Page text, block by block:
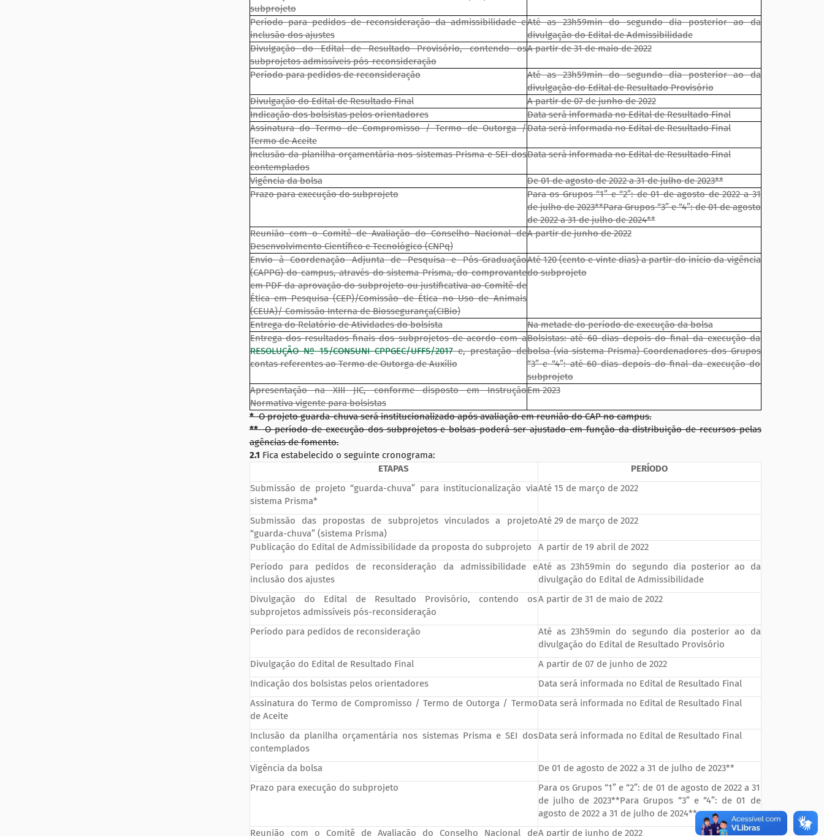
subprojeto
Período para pedidos de reconsideração da admissibilidade e
inclusão dos ajustes
Até as 23h59min do segundo dia posterior ao da
divulgação do Edital de Admissibilidade
Divulgação do Edital de Resultado Provisório, contendo os
subprojetos admissíveis pós-reconsideração
A partir de 31 de maio de 2022
Período para pedidos de reconsideração
Até as 23h59min do segundo dia posterior ao da
divulgação do Edital de Resultado Provisório
Divulgação do Edital de Resultado Final
A partir de 07 de junho de 2022
Indicação dos bolsistas pelos orientadores
Data será informada no Edital de Resultado Final
Assinatura do Termo de Compromisso / Termo de Outorga /
Termo de Aceite
Data será informada no Edital de Resultado Final
Inclusão da planilha orçamentária nos sistemas Prisma e SEI dos
contemplados
Data será informada no Edital de Resultado Final
Vigência da bolsa
De 01 de agosto de 2022 a 31 de julho de 2023**
Prazo para execução do subprojeto
Para os Grupos “1” e “2”: de 01 de agosto de 2022 a 31
de julho de 2023**Para Grupos “3” e “4”: de 01 de agosto
de 2022 a 31 de julho de 2024**
Reunião com o Comitê de Avaliação do Conselho Nacional de
Desenvolvimento Científico e Tecnológico (CNPq)
A partir de junho de 2022
Envio à Coordenação Adjunta de Pesquisa e Pós-Graduação
(CAPPG) do campus, através do sistema Prisma, do comprovante
em PDF da aprovação do subprojeto ou justificativa ao Comitê de
Ética em Pesquisa (CEP)/Comissão de Ética no Uso de Animais
(CEUA)/ Comissão Interna de Biossegurança(CIBio)
Até 120 (cento e vinte dias) a partir do início da vigência
do subprojeto
Entrega do Relatório de Atividades do bolsista
Na metade do período de execução da bolsa
Entrega dos resultados finais dos subprojetos de acordo com a
RESOLUÇÃO Nº 15/CONSUNI CPPGEC/UFFS/2017e, prestação de
contas referentes ao Termo de Outorga de Auxílio
Bolsistas: até 60 dias depois do final da execução da
bolsa (via sistema Prisma) Coordenadores dos Grupos
“3” e “4”: até 60 dias depois do final da execução do
subprojeto
Apresentação na XIII JIC, conforme disposto em Instrução
Normativa vigente para bolsistas
Em 2023
*O projeto guarda-chuva será institucionalizado após avaliação em reunião do CAP no campus.
**O período de execução dos subprojetos e bolsas poderá ser ajustado em função da distribuição de recursos pelas
agências de fomento.
2.1 Fica estabelecido o seguinte cronograma:
ETAPAS
PERÍODO
Submissão de projeto “guarda-chuva” para institucionalização via
sistema Prisma*
Até 15 de março de 2022
Submissão das propostas de subprojetos vinculados a projeto
“guarda-chuva” (sistema Prisma)
Até 29 de março de 2022
Publicação do Edital de Admissibilidade da proposta do subprojeto
A partir de 19 abril de 2022
Período para pedidos de reconsideração da admissibilidade e
inclusão dos ajustes
Até as 23h59min do segundo dia posterior ao da
divulgação do Edital de Admissibilidade
Divulgação do Edital de Resultado Provisório, contendo os
subprojetos admissíveis pós-reconsideração
A partir de 31 de maio de 2022
Período para pedidos de reconsideração
Até as 23h59min do segundo dia posterior ao da
divulgação do Edital de Resultado Provisório
Divulgação do Edital de Resultado Final
A partir de 07 de junho de 2022
Indicação dos bolsistas pelos orientadores
Data será informada no Edital de Resultado Final
Assinatura do Termo de Compromisso / Termo de Outorga / Termo
de Aceite
Data será informada no Edital de Resultado Final
Inclusão da planilha orçamentária nos sistemas Prisma e SEI dos
contemplados
Data será informada no Edital de Resultado Final
Vigência da bolsa
De 01 de agosto de 2022 a 31 de julho de 2023**
Prazo para execução do subprojeto
Para os Grupos “1” e “2”: de 01 de agosto de 2022 a 31
de julho de 2023**Para Grupos “3” e “4”: de 01 de
agosto de 2022 a 31 de julho de 2024**
Reunião com o Comitê de Avaliação do Conselho Nacional deA partir de junho de 2022